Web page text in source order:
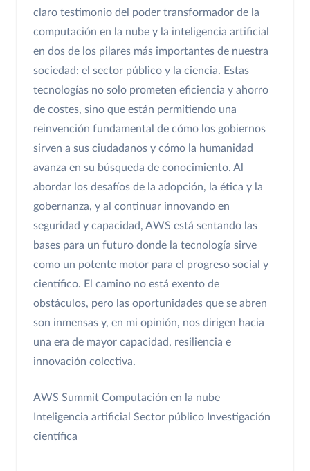
claro testimonio del poder transformador de la
computación en la nube y la inteligencia artificial
en dos de los pilares más importantes de nuestra
sociedad: el sector público y la ciencia. Estas
tecnologías no solo prometen eficiencia y ahorro
de costes, sino que están permitiendo una
reinvención fundamental de cómo los gobiernos
sirven a sus ciudadanos y cómo la humanidad
avanza en su búsqueda de conocimiento. Al
abordar los desafíos de la adopción, la ética y la
gobernanza, y al continuar innovando en
seguridad y capacidad, AWS está sentando las
bases para un futuro donde la tecnología sirve
como un potente motor para el progreso social y
científico. El camino no está exento de
obstáculos, pero las oportunidades que se abren
son inmensas y, en mi opinión, nos dirigen hacia
una era de mayor capacidad, resiliencia e
innovación colectiva.
AWS Summit Computación en la nube
Inteligencia artificial Sector público Investigación
científica